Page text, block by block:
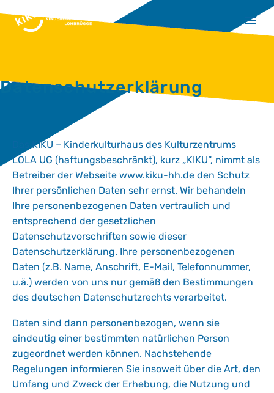
Datenschutzerklärung
Das KIKU – Kinderkulturhaus des Kulturzentrums
LOLA UG (haftungsbeschränkt), kurz „KIKU“, nimmt als
Betreiber der Webseite www.kiku-hh.de den Schutz
Ihrer persönlichen Daten sehr ernst. Wir behandeln
Ihre personenbezogenen Daten vertraulich und
entsprechend der gesetzlichen
Datenschutzvorschriften sowie dieser
Datenschutzerklärung. Ihre personenbezogenen
Daten (z.B. Name, Anschrift, E-Mail, Telefonnummer,
u.ä.) werden von uns nur gemäß den Bestimmungen
des deutschen Datenschutzrechts verarbeitet.
Daten sind dann personenbezogen, wenn sie
eindeutig einer bestimmten natürlichen Person
zugeordnet werden können. Nachstehende
Regelungen informieren Sie insoweit über die Art, den
Umfang und Zweck der Erhebung, die Nutzung und